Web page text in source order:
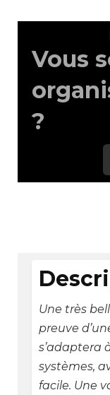
Vous
?
Une très
preuve
s’adaptera
systèmes,
facile. Une